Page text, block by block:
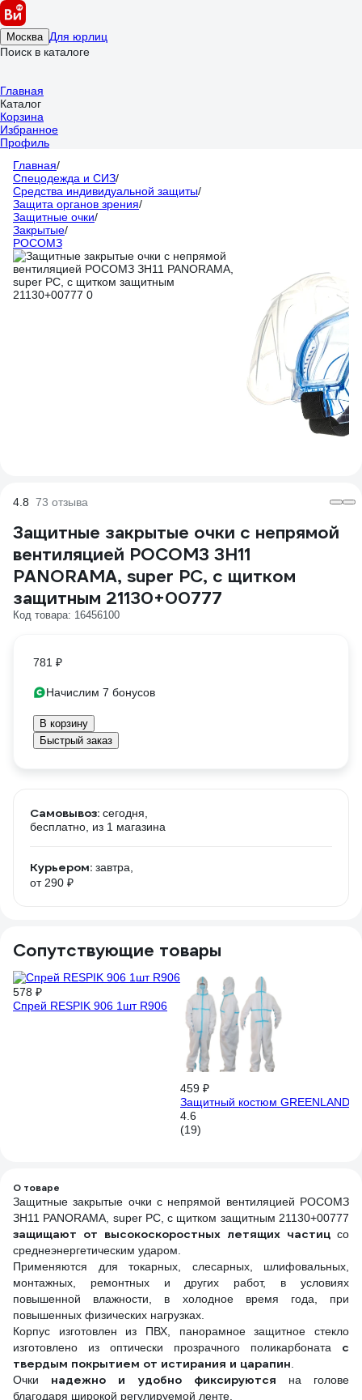
Москва Для юрлиц
Поиск в каталоге
Главная
Каталог
Корзина
Избранное
Профиль
Главная/
Спецодежда и СИЗ/
Средства индивидуальной защиты/
Защита органов зрения/
Защитные очки/
Закрытые/
РОСОМЗ
4.8 73 отзыва
Защитные закрытые очки с непрямой
вентиляцией РОСОМЗ ЗН11
PANORAMA, super PC, с щитком
защитным 21130+00777
Код товара: 16456100
781 ₽
Начислим 7 бонусов
В корзину
Быстрый заказ
Самовывоз: сегодня,
бесплатно , из 1 магазина
Курьером: завтра,
от 290 ₽
Сопутствующие товары
578 ₽
Спрей RESPIK 906 1шт R906
459 ₽
Защитный костюм GREENLAND
4.6
(19)
О товаре
Защитные закрытые очки с непрямой вентиляцией РОСОМЗ
ЗН11 PANORAMA, super PC, с щитком защитным 21130+00777
защищают от высокоскоростных летящих частиц со
среднеэнергетическим ударом.
Применяются для токарных, слесарных, шлифовальных,
монтажных, ремонтных и других работ, в условиях
повышенной влажности, в холодное время года, при
повышенных физических нагрузках.
Корпус изготовлен из ПВХ, панорамное защитное стекло
изготовлено из оптически прозрачного поликарбоната с
твердым покрытием от истирания и царапин
Очки надежно и удобно фиксируются на голове
благодаря широкой регулируемой ленте.